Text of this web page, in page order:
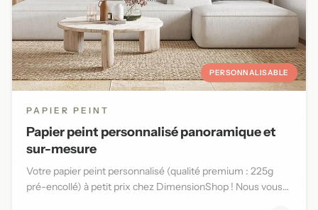
PERSONNALISABLE
PAPIER PEINT
Papier peint personnalisé panoramique et
sur-mesure
Votre papier peint personnalisé (qualité premium : 225g
pré-encollé) à petit prix chez DimensionShop ! Nous vous